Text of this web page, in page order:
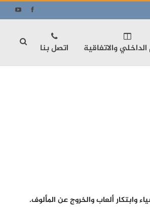
والاتفاقية اتصل بنا
ألعاب والخروج عن المألوف.